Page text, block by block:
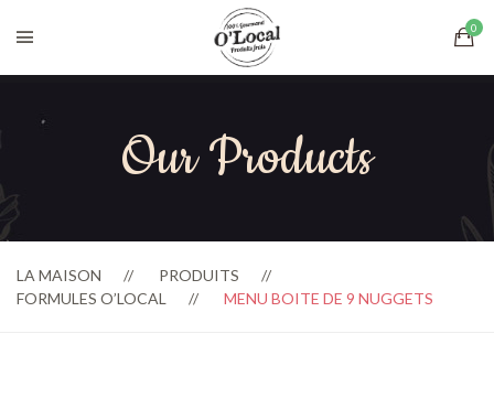
Our Products
LA MAISON
PRODUITS
FORMULES O’LOCAL
MENU BOITE DE 9 NUGGETS